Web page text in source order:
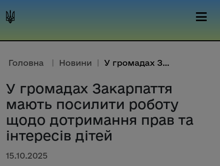
Головна | Новини | У громадах Закарпаття мають по...
У громадах Закарпаття
мають посилити роботу
щодо дотримання прав та
інтересів дітей
15.10.2025